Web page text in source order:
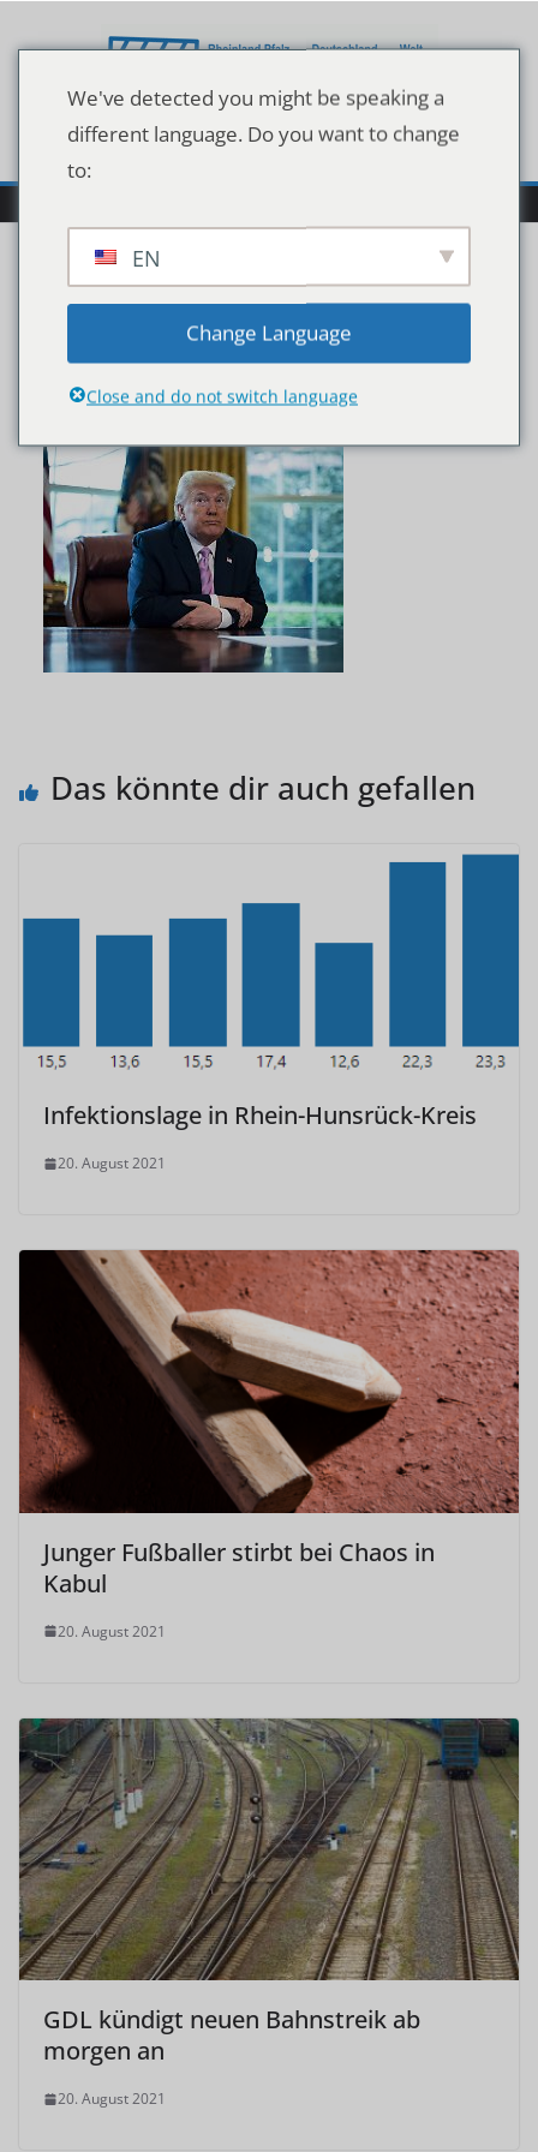
Inhalt
3cd5441b1bcea186fb5c1
64500245bdc
Das könnte dir auch gefallen
Infektionslage in Rhein-Hunsrück-Kreis
20. August 2021
Junger Fußballer stirbt bei Chaos in
Kabul
20. August 2021
GDL kündigt neuen Bahnstreik ab
morgen an
20. August 2021
We've detected you might be speaking a
different language. Do you want to change
to:
EN
Change Language
Close and do not switch language